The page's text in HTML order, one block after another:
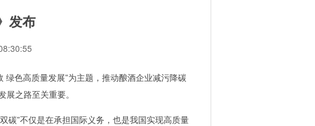
发布
色高质量发展”为主题，推动酿酒企业减污降碳
之路至关重要。
碳”不仅是在承担国际义务，也是我国实现高质量